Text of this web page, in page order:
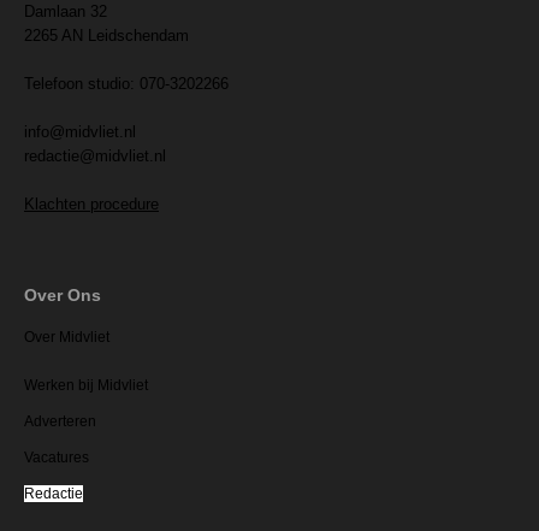
Damlaan 32
2265 AN Leidschendam
Telefoon studio: 070-3202266
info@midvliet.nl
redactie@midvliet.nl
Klachten procedure
Over Ons
Over Midvliet
Werken bij Midvliet
Adverteren
Vacatures
Redactie